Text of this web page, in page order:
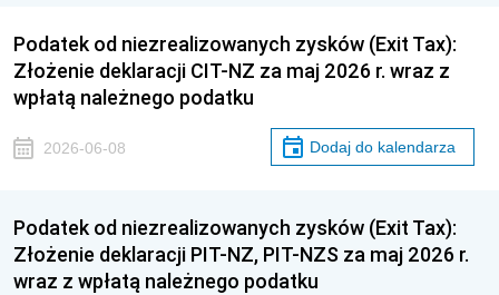
Podatek od niezrealizowanych zysków (Exit Tax):
Złożenie deklaracji CIT-NZ za maj 2026 r. wraz z
wpłatą należnego podatku
2026-06-08 Dodaj do kalendarza
Podatek od niezrealizowanych zysków (Exit Tax):
Złożenie deklaracji PIT-NZ, PIT-NZS za maj 2026 r.
wraz z wpłatą należnego podatku